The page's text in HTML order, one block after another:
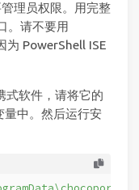
理员权限。用完整
。请不要用
为 PowerShell ISE
式软件，请将它的
量中。然后运行安